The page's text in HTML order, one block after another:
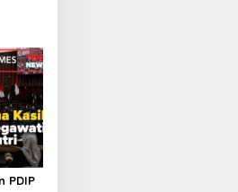
PDIP